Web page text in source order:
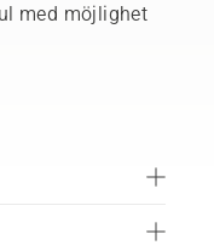
med möjlighet